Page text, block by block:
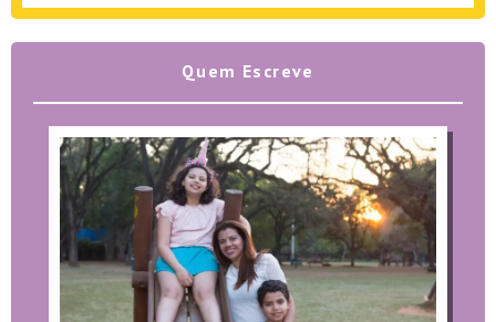
Quem Escreve